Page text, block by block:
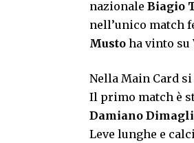
nazionale Biagio
nell’unico match
Musto ha vinto su
Nella Main Card
Il primo match è
Damiano Dimagli
Leve lunghe e